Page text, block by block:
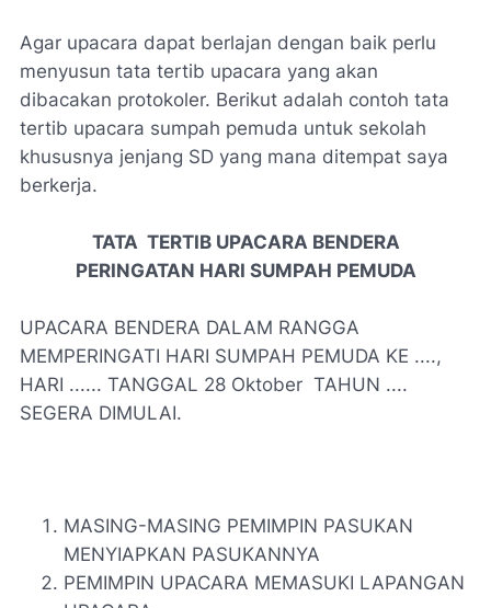
Agar upacara dapat berlajan dengan baik perlu
menyusun tata tertib upacara yang akan
dibacakan protokoler. Berikut adalah contoh tata
tertib upacara sumpah pemuda untuk sekolah
khususnya jenjang SD yang mana ditempat saya
berkerja.
TATA TERTIB UPACARA BENDERA
PERINGATAN HARI SUMPAH PEMUDA
UPACARA BENDERA DALAM RANGGA
MEMPERINGATI HARI SUMPAH PEMUDA KE ....,
HARI ...... TANGGAL 28 Oktober TAHUN ....
SEGERA DIMULAI.
MASING-MASING PEMIMPIN PASUKAN
MENYIAPKAN PASUKANNYA
PEMIMPIN UPACARA MEMASUKI LAPANGAN